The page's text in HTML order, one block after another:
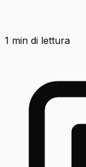
1 min di lettura